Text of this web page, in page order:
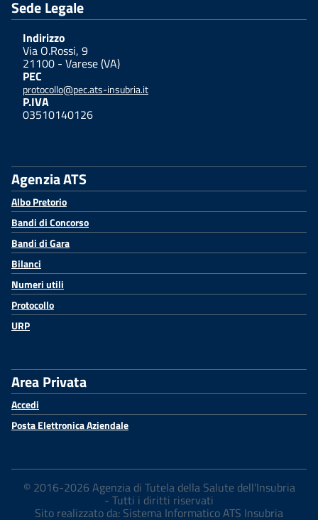
Sede Legale
Indirizzo
Via O.Rossi, 9
21100 - Varese (VA)
PEC
protocollo@pec.ats-insubria.it
P.IVA
03510140126
Agenzia ATS
Albo Pretorio
Bandi di Concorso
Bandi di Gara
Bilanci
Numeri utili
Protocollo
URP
Area Privata
Accedi
Posta Elettronica Aziendale
© 2016-2026 Agenzia di Tutela della Salute dell'Insubria
- Tutti i diritti riservati
Sito realizzato da: Sistema Informatico ATS Insubria